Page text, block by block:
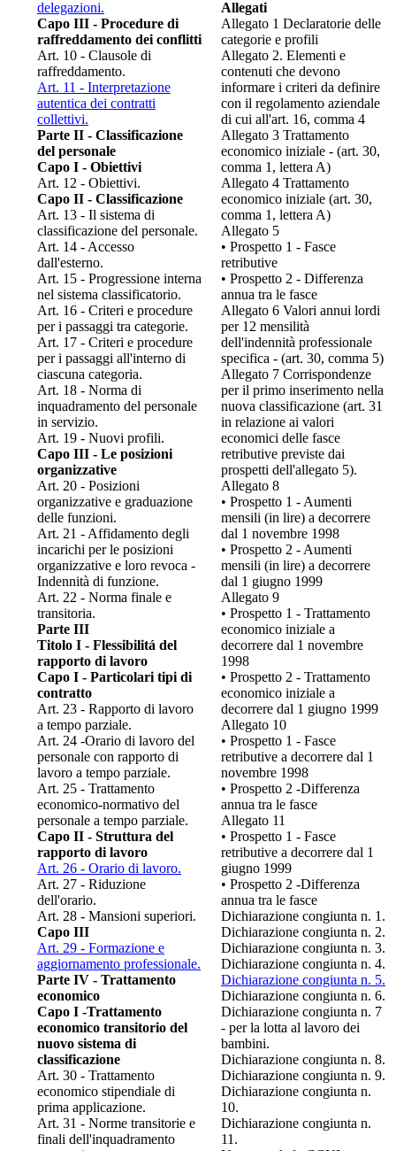
delegazioni.
Capo III - Procedure di
raffreddamento dei conflitti
Art. 10 - Clausole di
raffreddamento.
Art. 11 - Interpretazione
autentica dei contratti
collettivi.
Parte II - Classificazione
del personale
Capo I - Obiettivi
Art. 12 - Obiettivi.
Capo II - Classificazione
Art. 13 - Il sistema di
classificazione del personale.
Art. 14 - Accesso
dall'esterno.
Art. 15 - Progressione interna
nel sistema classificatorio.
Art. 16 - Criteri e procedure
per i passaggi tra categorie.
Art. 17 - Criteri e procedure
per i passaggi all'interno di
ciascuna categoria.
Art. 18 - Norma di
inquadramento del personale
in servizio.
Art. 19 - Nuovi profili.
Capo III - Le posizioni
organizzative
Art. 20 - Posizioni
organizzative e graduazione
delle funzioni.
Art. 21 - Affidamento degli
incarichi per le posizioni
organizzative e loro revoca -
Indennità di funzione.
Art. 22 - Norma finale e
transitoria.
Parte III
Titolo I - Flessibilitá del
rapporto di lavoro
Capo I - Particolari tipi di
contratto
Art. 23 - Rapporto di lavoro
a tempo parziale.
Art. 24 -Orario di lavoro del
personale con rapporto di
lavoro a tempo parziale.
Art. 25 - Trattamento
economico-normativo del
personale a tempo parziale.
Capo II - Struttura del
rapporto di lavoro
Art. 26 - Orario di lavoro.
Art. 27 - Riduzione
dell'orario.
Art. 28 - Mansioni superiori.
Capo III
Art. 29 - Formazione e
aggiornamento professionale.
Parte IV - Trattamento
economico
Capo I -Trattamento
economico transitorio del
nuovo sistema di
classificazione
Art. 30 - Trattamento
economico stipendiale di
prima applicazione.
Art. 31 - Norme transitorie e
finali dell'inquadramento
Allegati
Allegato 1 Declaratorie delle
categorie e profili
Allegato 2. Elementi e
contenuti che devono
informare i criteri da definire
con il regolamento aziendale
di cui all'art. 16, comma 4
Allegato 3 Trattamento
economico iniziale - (art. 30,
comma 1, lettera A)
Allegato 4 Trattamento
economico iniziale (art. 30,
comma 1, lettera A)
Allegato 5
• Prospetto 1 - Fasce
retributive
• Prospetto 2 - Differenza
annua tra le fasce
Allegato 6 Valori annui lordi
per 12 mensilità
dell'indennità professionale
specifica - (art. 30, comma 5)
Allegato 7 Corrispondenze
per il primo inserimento nella
nuova classificazione (art. 31
in relazione ai valori
economici delle fasce
retributive previste dai
prospetti dell'allegato 5).
Allegato 8
• Prospetto 1 - Aumenti
mensili (in lire) a decorrere
dal 1 novembre 1998
• Prospetto 2 - Aumenti
mensili (in lire) a decorrere
dal 1 giugno 1999
Allegato 9
• Prospetto 1 - Trattamento
economico iniziale a
decorrere dal 1 novembre
1998
• Prospetto 2 - Trattamento
economico iniziale a
decorrere dal 1 giugno 1999
Allegato 10
• Prospetto 1 - Fasce
retributive a decorrere dal 1
novembre 1998
• Prospetto 2 -Differenza
annua tra le fasce
Allegato 11
• Prospetto 1 - Fasce
retributive a decorrere dal 1
giugno 1999
• Prospetto 2 -Differenza
annua tra le fasce
Dichiarazione congiunta n. 1.
Dichiarazione congiunta n. 2.
Dichiarazione congiunta n. 3.
Dichiarazione congiunta n. 4.
Dichiarazione congiunta n. 5.
Dichiarazione congiunta n. 6.
Dichiarazione congiunta n. 7
- per la lotta al lavoro dei
bambini.
Dichiarazione congiunta n. 8.
Dichiarazione congiunta n. 9.
Dichiarazione congiunta n.
10.
Dichiarazione congiunta n.
11.